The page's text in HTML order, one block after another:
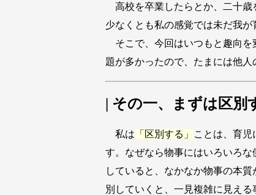
高校を卒業したらとか、二十歳
少なくとも私の感覚では未だ我
そこで、今回はいつもと趣向を
題が多かったので、たまには他
| その一、まずは区別
私は 「区別する」
ことは、育児
す。なぜなら物事にはいろいろ
していると、なかなか物事の本
別していくと、一見複雑に見え